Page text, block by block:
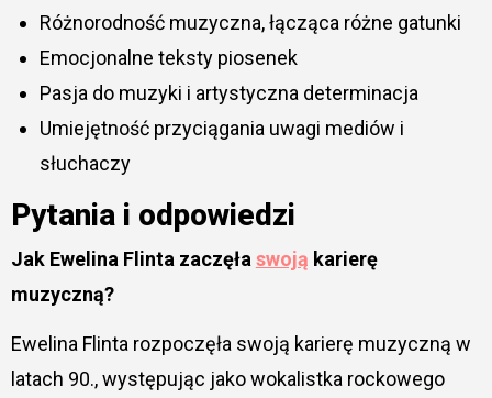
Różnorodność muzyczna, łącząca różne gatunki
Emocjonalne teksty piosenek
Pasja do muzyki i artystyczna determinacja
Umiejętność przyciągania uwagi mediów i
słuchaczy
Pytania i odpowiedzi
Jak Ewelina Flinta zaczęłaswoją karierę
muzyczną?
Ewelina Flinta rozpoczęła swoją karierę muzyczną w
latach 90., występując jako wokalistka rockowego